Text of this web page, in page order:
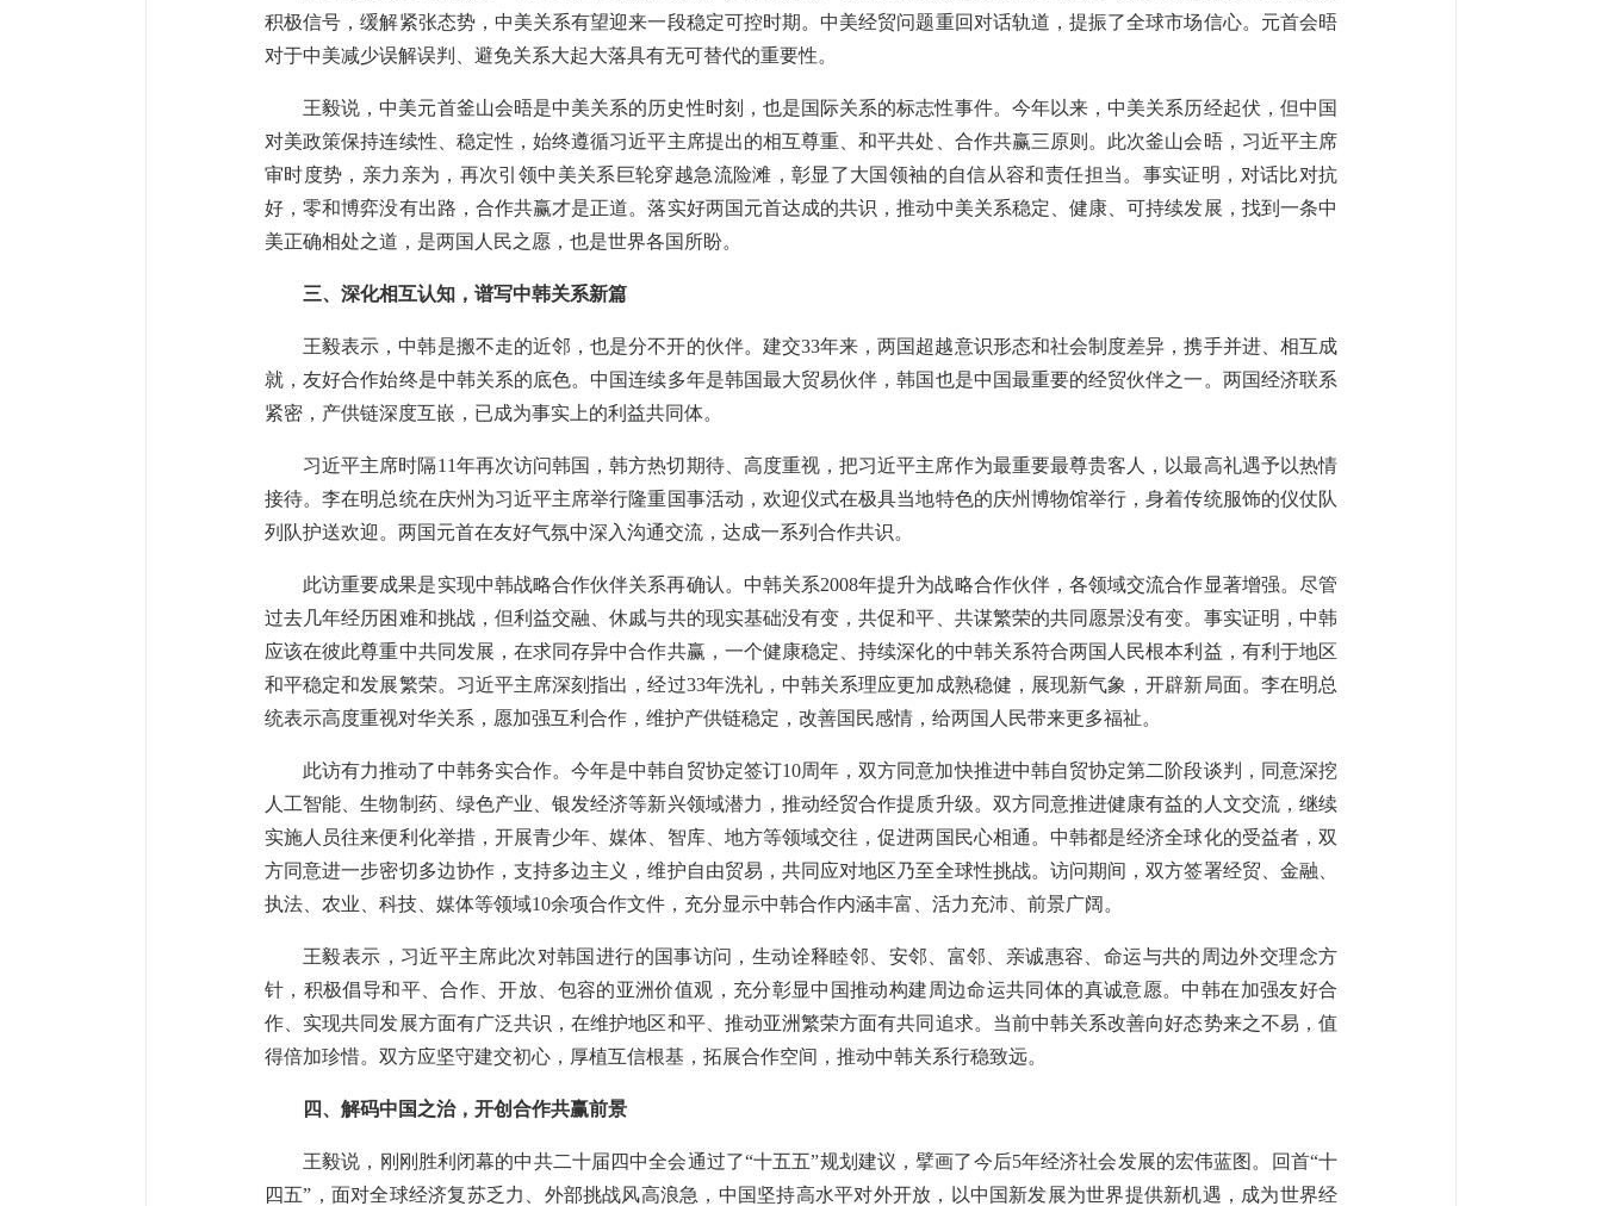
积极信号，缓解紧张态势，中美关系有望迎来一段稳定可控时期。中美经贸问题重回对话轨道，提振了全球市场信心。元首会晤
对于中美减少误解误判、避免关系大起大落具有无可替代的重要性。
王毅说，中美元首釜山会晤是中美关系的历史性时刻，也是国际关系的标志性事件。今年以来，中美关系历经起伏，但中国
对美政策保持连续性、稳定性，始终遵循习近平主席提出的相互尊重、和平共处、合作共赢三原则。此次釜山会晤，习近平主席
审时度势，亲力亲为，再次引领中美关系巨轮穿越急流险滩，彰显了大国领袖的自信从容和责任担当。事实证明，对话比对抗
好，零和博弈没有出路，合作共赢才是正道。落实好两国元首达成的共识，推动中美关系稳定、健康、可持续发展，找到一条中
美正确相处之道，是两国人民之愿，也是世界各国所盼。
三、深化相互认知，谱写中韩关系新篇
王毅表示，中韩是搬不走的近邻，也是分不开的伙伴。建交33年来，两国超越意识形态和社会制度差异，携手并进、相互成
就，友好合作始终是中韩关系的底色。中国连续多年是韩国最大贸易伙伴，韩国也是中国最重要的经贸伙伴之一。两国经济联系
紧密，产供链深度互嵌，已成为事实上的利益共同体。
习近平主席时隔11年再次访问韩国，韩方热切期待、高度重视，把习近平主席作为最重要最尊贵客人，以最高礼遇予以热情
接待。李在明总统在庆州为习近平主席举行隆重国事活动，欢迎仪式在极具当地特色的庆州博物馆举行，身着传统服饰的仪仗队
列队护送欢迎。两国元首在友好气氛中深入沟通交流，达成一系列合作共识。
此访重要成果是实现中韩战略合作伙伴关系再确认。中韩关系2008年提升为战略合作伙伴，各领域交流合作显著增强。尽管
过去几年经历困难和挑战，但利益交融、休戚与共的现实基础没有变，共促和平、共谋繁荣的共同愿景没有变。事实证明，中韩
应该在彼此尊重中共同发展，在求同存异中合作共赢，一个健康稳定、持续深化的中韩关系符合两国人民根本利益，有利于地区
和平稳定和发展繁荣。习近平主席深刻指出，经过33年洗礼，中韩关系理应更加成熟稳健，展现新气象，开辟新局面。李在明总
统表示高度重视对华关系，愿加强互利合作，维护产供链稳定，改善国民感情，给两国人民带来更多福祉。
此访有力推动了中韩务实合作。今年是中韩自贸协定签订10周年，双方同意加快推进中韩自贸协定第二阶段谈判，同意深挖
人工智能、生物制药、绿色产业、银发经济等新兴领域潜力，推动经贸合作提质升级。双方同意推进健康有益的人文交流，继续
实施人员往来便利化举措，开展青少年、媒体、智库、地方等领域交往，促进两国民心相通。中韩都是经济全球化的受益者，双
方同意进一步密切多边协作，支持多边主义，维护自由贸易，共同应对地区乃至全球性挑战。访问期间，双方签署经贸、金融、
执法、农业、科技、媒体等领域10余项合作文件，充分显示中韩合作内涵丰富、活力充沛、前景广阔。
王毅表示，习近平主席此次对韩国进行的国事访问，生动诠释睦邻、安邻、富邻、亲诚惠容、命运与共的周边外交理念方
针，积极倡导和平、合作、开放、包容的亚洲价值观，充分彰显中国推动构建周边命运共同体的真诚意愿。中韩在加强友好合
作、实现共同发展方面有广泛共识，在维护地区和平、推动亚洲繁荣方面有共同追求。当前中韩关系改善向好态势来之不易，值
得倍加珍惜。双方应坚守建交初心，厚植互信根基，拓展合作空间，推动中韩关系行稳致远。
四、解码中国之治，开创合作共赢前景
王毅说，刚刚胜利闭幕的中共二十届四中全会通过了“十五五”规划建议，擘画了今后5年经济社会发展的宏伟蓝图。回首“十
四五”，面对全球经济复苏乏力、外部挑战风高浪急，中国坚持高水平对外开放，以中国新发展为世界提供新机遇，成为世界经